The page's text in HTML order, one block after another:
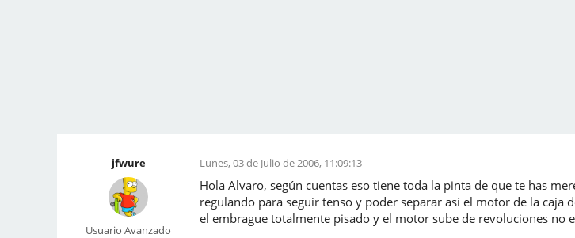
jfwure
Usuario Avanzado
Lunes, 03 de Julio de 2006, 11:09:13
Hola Alvaro, según cuentas eso tiene toda la pinta de que te has
regulando para seguir tenso y poder separar así el motor de la caja
el embrague totalmente pisado y el motor sube de revoluciones no